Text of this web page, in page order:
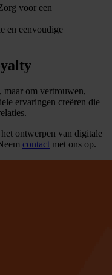
voor een
en eenvoudige
maar om vertrouwen,
ervaringen creëren die
ontwerpen van digitale
contact met ons op.